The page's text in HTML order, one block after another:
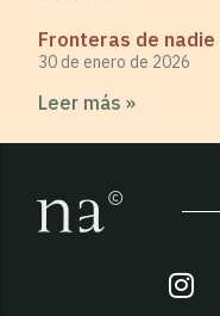
Fronteras de nadie
30 de enero de 2026
Leer más »